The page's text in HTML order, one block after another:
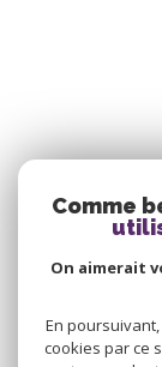
Comme
On aimerait
En
cookies par ce